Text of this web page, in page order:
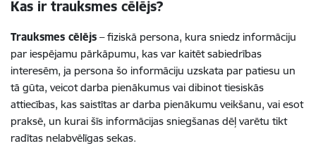
Kas ir trauksmes cēlējs?
Trauksmes cēlējs – fiziskā persona, kura sniedz informāciju
par iespējamu pārkāpumu, kas var kaitēt sabiedrības
interesēm, ja persona šo informāciju uzskata par patiesu un
tā gūta, veicot darba pienākumus vai dibinot tiesiskās
attiecības, kas saistītas ar darba pienākumu veikšanu, vai esot
praksē, un kurai šīs informācijas sniegšanas dēļ varētu tikt
radītas nelabvēlīgas sekas.